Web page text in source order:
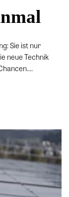
Sie ist nur
neue Technik